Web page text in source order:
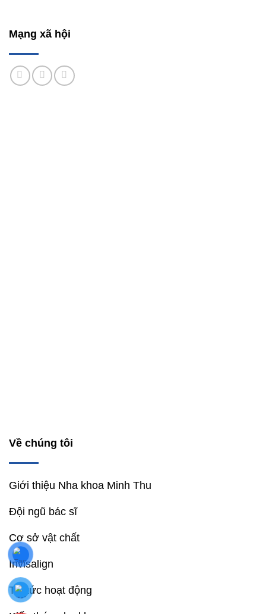
Về chúng tôi
Giới thiệu Nha khoa Minh Thu
Đội ngũ bác sĩ
Cơ sở vật chất
Invisalign
Tin tức hoạt động
Mạng xã hội